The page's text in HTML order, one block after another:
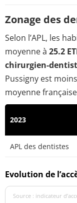
Zonage des
Selon l’APL, les
moyenne à 25.2
chirurgien-
Pussigny est
moyenne
2023
APL des dentistes
Evolution de
Source : indicateur